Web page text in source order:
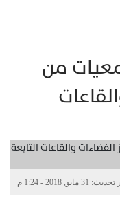
من
31 مايو, 2018 - 1:24 م